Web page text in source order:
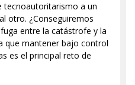
tecnoautoritarismo a un
otro. ¿Conseguiremos
entre la catástrofe y la
que mantener bajo control
es el principal reto de